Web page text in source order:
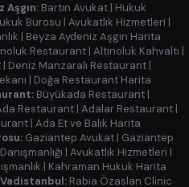
Aşgın: Bartın Avukat | Hukuk
Bürosu | Avukatlık Hizmetleri |
| Beyza Aydeniz Aşgın Harita
Restaurant | Altınoluk Kahvaltı |
| Deniz Manzaralı Restaurant |
| Doğa Restaurant Harita
Büyükada Restaurant |
Restaurant | Adalar Restaurant |
| Ada Et ve Balık Harita
Gaziantep Avukat | Gaziantep
| Avukatlık Hizmetleri |
| Kahraman Hukuk Harita
Rabia Özaslan Clinic